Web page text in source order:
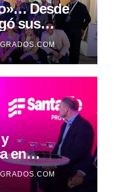
Desde
sus
Up
en
en